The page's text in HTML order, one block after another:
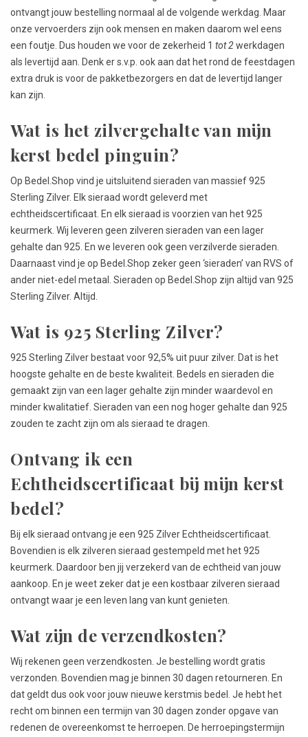
ontvangt jouw bestelling normaal al de volgende werkdag. Maar
onze vervoerders zijn ook mensen en maken daarom wel eens
een foutje. Dus houden we voor de zekerheid 1 tot 2werkdagen
als levertijd aan. Denk er s.v.p. ook aan dat het rond de feestdagen
extra druk is voor de pakketbezorgers en dat de levertijd langer
kan zijn.
Wat is het zilvergehalte van mijn
kerst bedel pinguin?
Op Bedel.Shop vind je uitsluitend sieraden van massief 925
Sterling Zilver. Elk sieraad wordt geleverd met
echtheidscertificaat. En elk sieraad is voorzien van het 925
keurmerk. Wij leveren geen zilveren sieraden van een lager
gehalte dan 925. En we leveren ook geen verzilverde sieraden.
Daarnaast vind je op Bedel.Shop zeker geen ‘sieraden’ van RVS of
ander niet-edel metaal. Sieraden op Bedel.Shop zijn altijd van 925
Sterling Zilver. Altijd.
Wat is 925 Sterling Zilver?
925 Sterling Zilver bestaat voor 92,5% uit puur zilver. Dat is het
hoogste gehalte en de beste kwaliteit. Bedels en sieraden die
gemaakt zijn van een lager gehalte zijn minder waardevol en
minder kwalitatief. Sieraden van een nog hoger gehalte dan 925
zouden te zacht zijn om als sieraad te dragen.
Ontvang ik een
Echtheidscertificaat bij mijn kerst
bedel?
Bij elk sieraad ontvang je een 925 Zilver Echtheidscertificaat.
Bovendien is elk zilveren sieraad gestempeld met het 925
keurmerk. Daardoor ben jij verzekerd van de echtheid van jouw
aankoop. En je weet zeker dat je een kostbaar zilveren sieraad
ontvangt waar je een leven lang van kunt genieten.
Wat zijn de verzendkosten?
Wij rekenen geen verzendkosten. Je bestelling wordt gratis
verzonden. Bovendien mag je binnen 30 dagen retourneren. En
dat geldt dus ook voor jouw nieuwe kerstmis bedel. Je hebt het
recht om binnen een termijn van 30 dagen zonder opgave van
redenen de overeenkomst te herroepen. De herroepingstermijn